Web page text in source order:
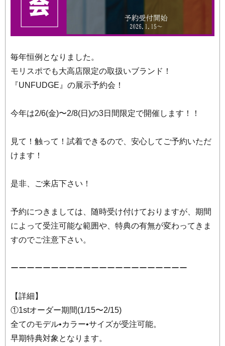
毎年恒例となりました。
モリスポでも大高店限定の取扱いブランド！
『UNFUDGE』の展示予約会！
今年は2/6(金)〜2/8(日)の3日間限定で開催します！！
見て！触って！試着できるので、安心してご予約いただ
けます！
是非、ご来店下さい！
予約につきましては、随時受け付けておりますが、期間
によって受注可能な範囲や、特典の有無が変わってきま
すのでご注意下さい。
ーーーーーーーーーーーーーーーーーーーーーー
【詳細】
①1stオーダー期間(1/15〜2/15)
全てのモデル•カラー•サイズが受注可能。
早期特典対象となります。